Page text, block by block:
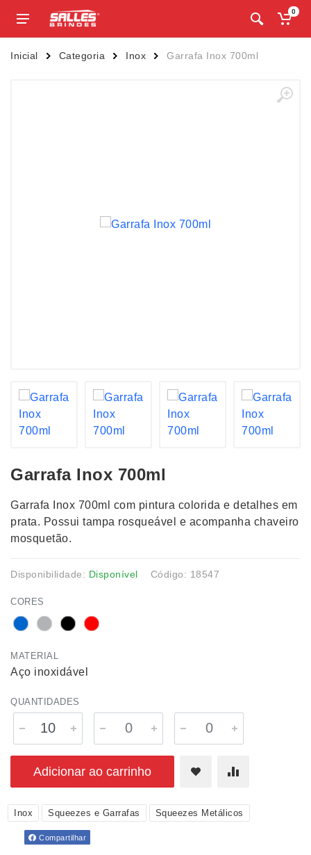
0
Inicial Categoria Inox Garrafa Inox 700ml
Garrafa Inox 700ml
Garrafa Inox 700ml com pintura colorida e detalhes em
prata. Possui tampa rosqueável e acompanha chaveiro
mosquetão.
Disponibilidade: Disponível Código: 18547
CORES
MATERIAL
Aço inoxidável
QUANTIDADES
Adicionar ao carrinho
Inox Squeezes e Garrafas Squeezes Metálicos
Compartilhar